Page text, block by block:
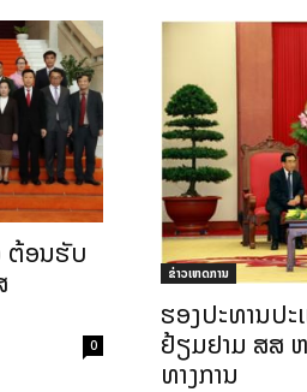
ຕ້ອນຮັບ
0
ຂ່າວເຫດການ
ຮອງປະທານປ
ຢ້ຽມຢາມ ສສ
ທາງການ